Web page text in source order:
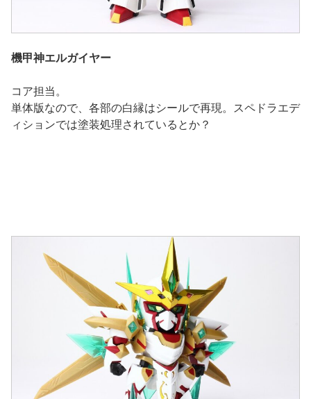
機甲神エルガイヤー
コア担当。
単体版なので、各部の白縁はシールで再現。スペドラエデ
ィションでは塗装処理されているとか？